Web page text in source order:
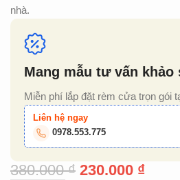
nhà.
Mang mẫu tư vấn khảo
Miễn phí lắp đặt rèm cửa trọn gói
Liên hệ ngay
0978.553.775
380.000₫ 230.000 ₫